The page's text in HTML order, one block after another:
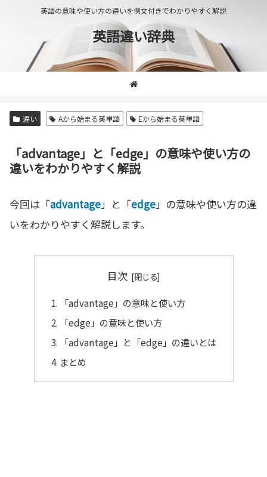
英語の意味や使い方の違いを例文付きでわかりやすく解説
英語違い辞典
違い Aから始まる英単語 Eから始まる英単語
「advantage」と「edge」の意味や使い方の
違いをわかりやすく解説
今回は「advantage」と「edge」の意味や使い方の違
いをわかりやすく解説します。
目次
「advantage」の意味と使い方
「edge」の意味と使い方
「advantage」と「edge」の違いとは
まとめ